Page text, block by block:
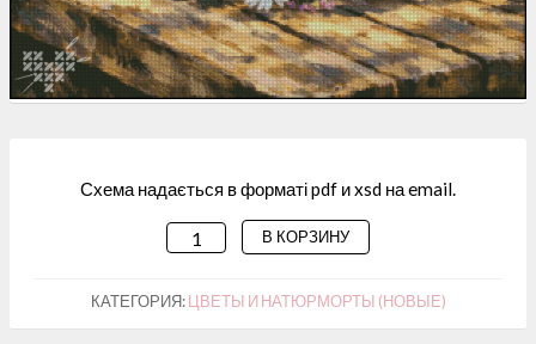
Схема надається в форматі pdf и xsd на email.
КОЛИЧЕСТВО
СХЕМА
ДЛЯ
В КОРЗИНУ
КАТЕГОРИЯ:ЦВЕТЫ И НАТЮРМОРТЫ (НОВЫЕ)